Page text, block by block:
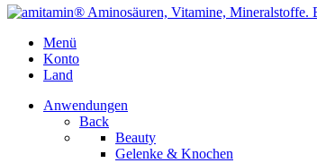
Menü
Konto
Land
Anwendungen
Back
Beauty
Gelenke & Knochen